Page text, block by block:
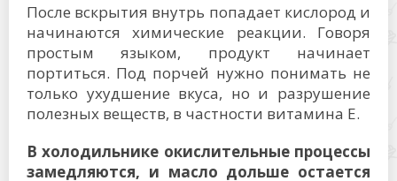
После вскрытия внутрь попадает кислород и
начинаются химические реакции. Говоря
простым языком, продукт начинает
портиться. Под порчей нужно понимать не
только ухудшение вкуса, но и разрушение
полезных веществ, в частности витамина Е.
В холодильнике окислительные процессы
замедляются, и масло дольше остается